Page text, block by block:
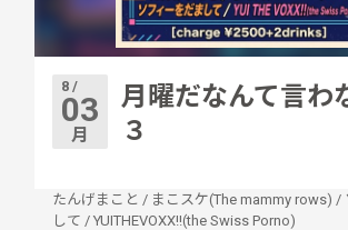
8 /
03
月
月曜だなんて言わ
３
たんげまこと / まこスケ(The mammy rows) /
して / YUITHEVOXX!!(the Swiss Porno)